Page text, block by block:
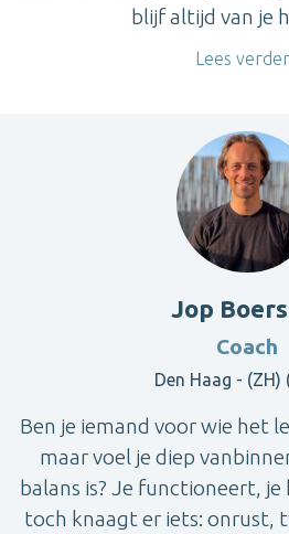
blijf altijd van je
Lees verder
Jop
Coach
Den Haag - (ZH)
Ben je iemand voor wie het
maar voel je diep
balans is? Je functioneert,
toch knaagt er iets: onrust,